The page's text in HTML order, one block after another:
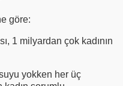
göre:
1 milyardan çok kadının
yokken her üç